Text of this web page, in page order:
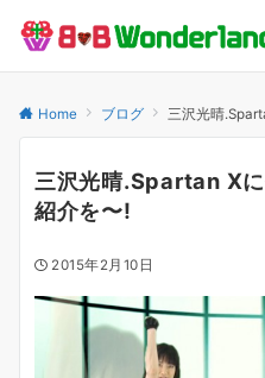
Home ブログ 三沢光晴
三沢光晴.Spartan X
紹介を〜!
2015年2月10日